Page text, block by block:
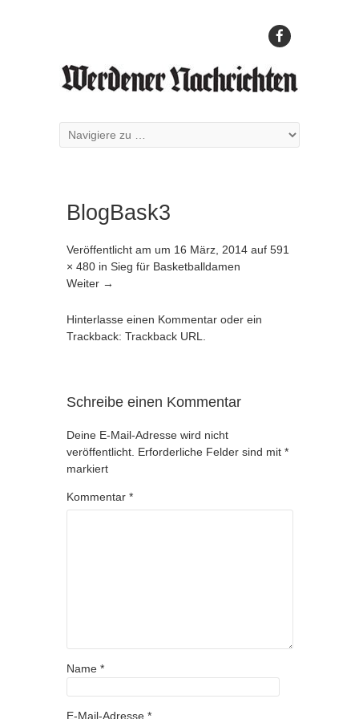
BlogBask3
Veröffentlicht am um 16 März, 2014 auf 591
× 480 in Sieg für Basketballdamen
Weiter →
Hinterlasse einen Kommentar oder ein
Trackback: Trackback URL
Schreibe einen Kommentar
Deine E-Mail-Adresse wird nicht
veröffentlicht. Erforderliche Felder sind mit *
markiert
Kommentar *
Name *
E-Mail-Adresse *